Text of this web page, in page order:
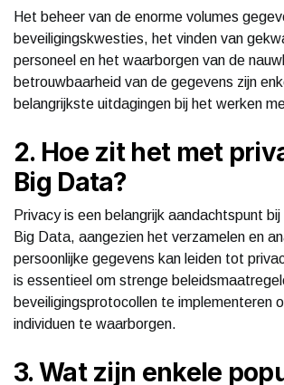
Het beheer van de enorme volumes
beveiligingskwesties, het vinden van
personeel en het waarborgen van de
betrouwbaarheid van de gegevens zijn
belangrijkste uitdagingen bij het werken
2. Hoe zit het met
Big Data?
Privacy is een belangrijk aandachtspunt
Big Data, aangezien het verzamelen en
persoonlijke gegevens kan leiden tot
is essentieel om strenge
beveiligingsprotocollen te implementeren
individuen te waarborgen.
3. Wat zijn enkele